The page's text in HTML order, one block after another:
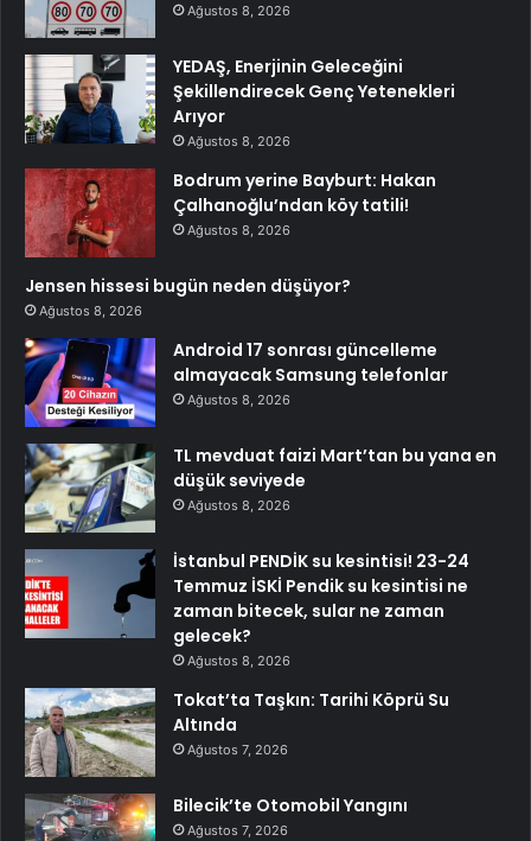
Ağustos 8, 2026
YEDAŞ, Enerjinin Geleceğini
Şekillendirecek Genç Yetenekleri
Arıyor
Ağustos 8, 2026
Bodrum yerine Bayburt: Hakan
Çalhanoğlu’ndan köy tatili!
Ağustos 8, 2026
Jensen hissesi bugün neden düşüyor?
Ağustos 8, 2026
Android 17 sonrası güncelleme
almayacak Samsung telefonlar
Ağustos 8, 2026
TL mevduat faizi Mart’tan bu yana en
düşük seviyede
Ağustos 8, 2026
İstanbul PENDİK su kesintisi! 23-24
Temmuz İSKİ Pendik su kesintisi ne
zaman bitecek, sular ne zaman
gelecek?
Ağustos 8, 2026
Tokat’ta Taşkın: Tarihi Köprü Su
Altında
Ağustos 7, 2026
Bilecik’te Otomobil Yangını
Ağustos 7, 2026